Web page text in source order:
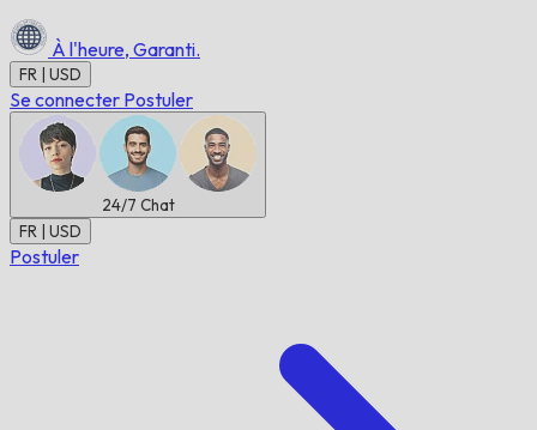
À l'heure, Garanti.
FR | USD
Se connecter Postuler
24/7 Chat
FR | USD
Postuler